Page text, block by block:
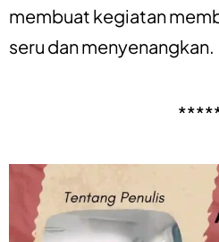
membuat kegiatan
seru dan menyenangkan.